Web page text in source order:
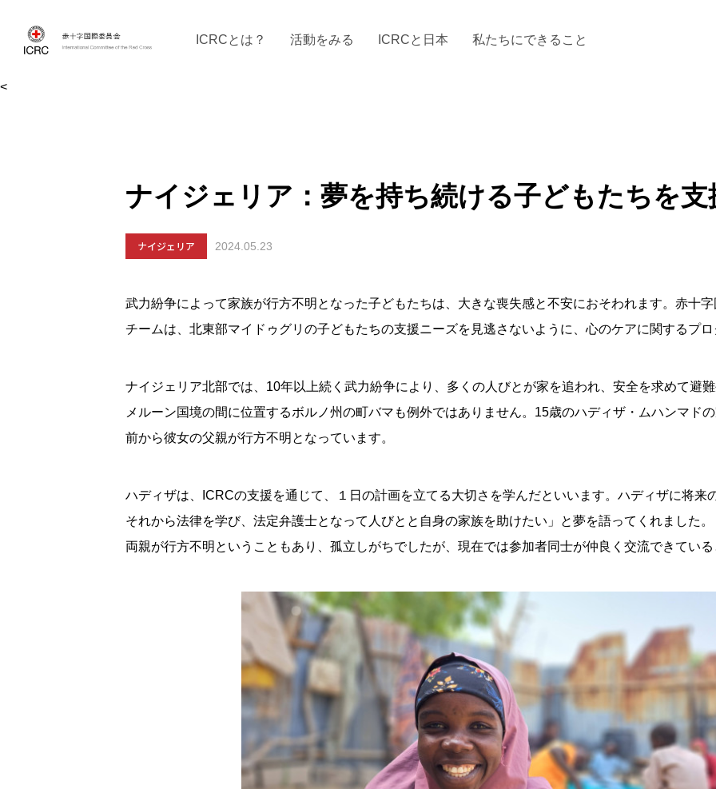
<
ICRCとは？ 活動をみる ICRCと日本 私たちにできること
ナイジェリア：夢を持ち続ける子どもたちを支
ナイジェリア 2024.05.23
武力紛争によって家族が行方不明となった子どもたちは、大きな喪失感と不安におそわれます。赤十
チームは、北東部マイドゥグリの子どもたちの支援ニーズを見逃さないように、心のケアに関するプ
ナイジェリア北部では、10年以上続く武力紛争により、多くの人びとが家を追われ、安全を求めて避
メルーン国境の間に位置するボルノ州の町バマも例外ではありません。15歳のハディザ・ムハンマド
前から彼女の父親が行方不明となっています。
ハディザは、ICRCの支援を通じて、１日の計画を立てる大切さを学んだといいます。ハディザに将来
それから法律を学び、法定弁護士となって人びとと自身の家族を助けたい」と夢を語ってくれました
両親が行方不明ということもあり、孤立しがちでしたが、現在では参加者同士が仲良く交流できてい